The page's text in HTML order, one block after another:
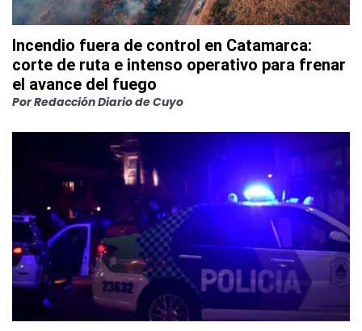
Incendio fuera de control en Catamarca:
corte de ruta e intenso operativo para frenar
el avance del fuego
PorRedacción Diario de Cuyo